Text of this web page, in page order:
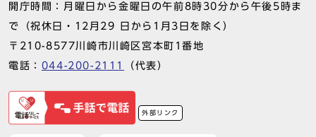
開庁時間：月曜日から金曜日の午前8時30分から午後5時ま
で（祝休日・12月29 日から1月3日を除く）
〒210-8577川崎市川崎区宮本町1番地
電話： 044-200-2111 （代表）
外部リンク